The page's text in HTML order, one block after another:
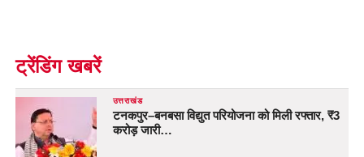
ट्रेंडिंग खबरें
उत्तराखंड
टनकपुर–बनबसा विद्युत परियोजना को मिली रफ्तार, ₹3
करोड़ जारी…